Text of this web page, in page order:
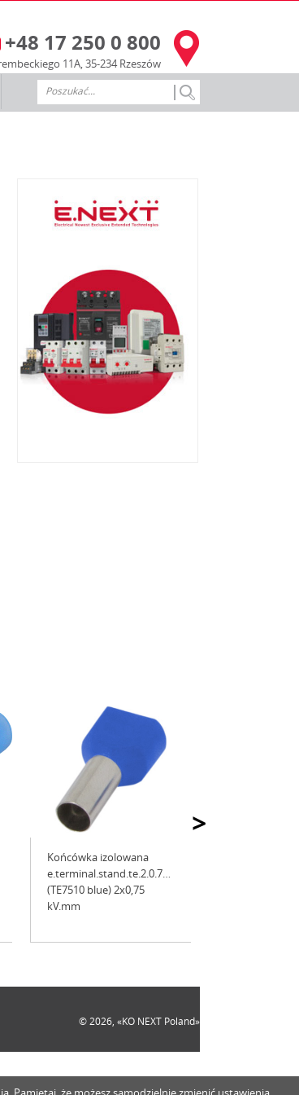
+48 17 250 0 800
11A, 35-234 Rzeszów
>
Końcówka izolowana
e.terminal.stand.te.2.0.75.blue
(TE7510 blue) 2x0,75
kV.mm
© 2026, «KO NEXT Poland»